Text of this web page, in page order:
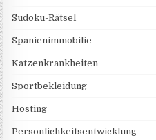
Sudoku-Rätsel
Spanienimmobilie
Katzenkrankheiten
Sportbekleidung
Hosting
Persönlichkeitsentwicklung